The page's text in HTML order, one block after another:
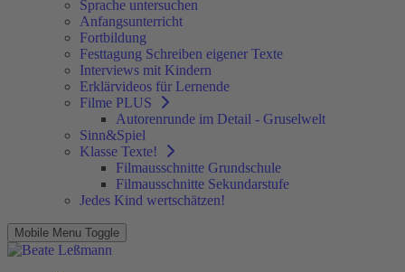
Sprache untersuchen
Anfangsunterricht
Fortbildung
Festtagung Schreiben eigener Texte
Interviews mit Kindern
Erklärvideos für Lernende
Filme PLUS
Autorenrunde im Detail - Gruselwelt
Sinn&Spiel
Klasse Texte!
Filmausschnitte Grundschule
Filmausschnitte Sekundarstufe
Jedes Kind wertschätzen!
Mobile Menu Toggle